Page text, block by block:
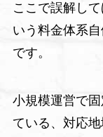
ここで誤解し
いう料金体系
です。
小規模運営で
ている、対応